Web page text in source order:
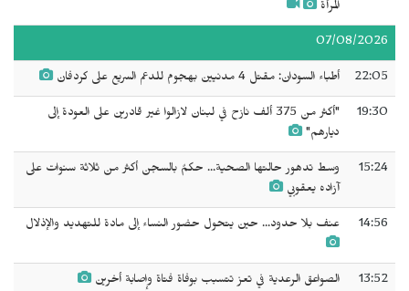
المرأة
07/08/2026
22:05 أطباء السودان: مقتل 4 مدنيين بهجوم للدعم السريع على كردفان
19:30
"أكثر من 375 ألف نازح في لبنان لازالوا غير قادرين على العودة إلى
ديارهم"
15:24
وسط تدهور حالتها الصحية... حكمٌ بالسجن ‌‌‌أكثر من ثلاثة سنوات على
آزاده يعقوبي
14:56 عنف بلا حدود... حين يتحول حضور النساء إلى مادة للتهديد والإذلال
13:52 الصواعق الرعدية في تعز تتسبب بوفاة فتاة وإصابة أخرين